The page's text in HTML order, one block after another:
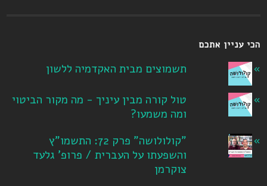
הכי עניין אתכם
תשמוצים מבית האקדמיה ללשון
טול קורה מבין עיניך - מה מקור הביטוי
ומה משמעו?
"קולולושה" פרק 72: התשמו"ץ
והשפעתו על העברית / פרופ' גלעד
צוקרמן